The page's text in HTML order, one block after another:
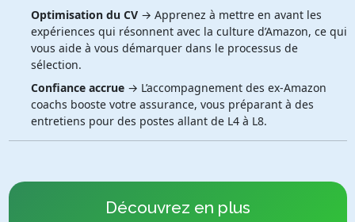
Optimisation du CV→ Apprenez à mettre en avant les
expériences qui résonnent avec la culture d’Amazon, ce qui
vous aide à vous démarquer dans le processus de
sélection.
Confiance accrue→ L’accompagnement des ex-Amazon
coachs booste votre assurance, vous préparant à des
entretiens pour des postes allant de L4 à L8.
Découvrez en plus